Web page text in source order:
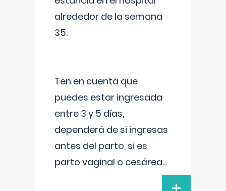
alrededor de la semana
35.
Ten en cuenta que
puedes estar ingresada
entre 3 y 5 días,
dependerá de si ingresas
antes del parto, si es
parto vaginal o cesárea...